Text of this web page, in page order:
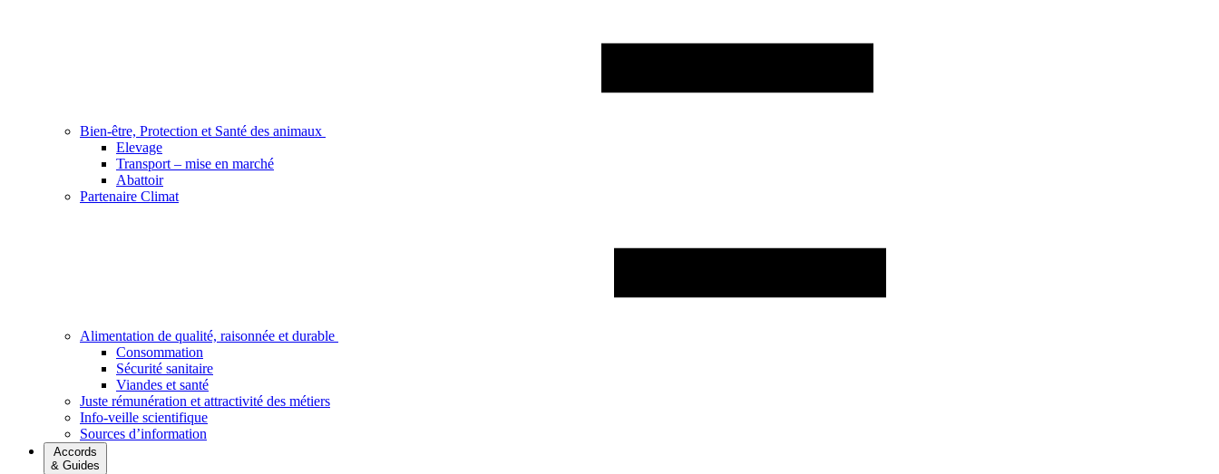
Bien-être, Protection et Santé des animaux
Elevage
Transport – mise en marché
Abattoir
Partenaire Climat
Alimentation de qualité, raisonnée et durable
Consommation
Sécurité sanitaire
Viandes et santé
Juste rémunération et attractivité des métiers
Info-veille scientifique
Sources d’information
Accords
& Guides